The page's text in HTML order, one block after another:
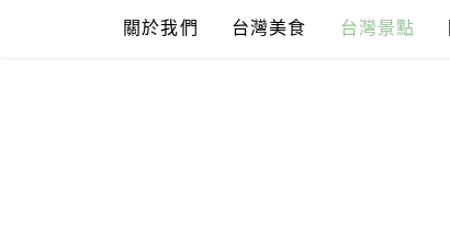
關於我們 台灣美食 台灣景點